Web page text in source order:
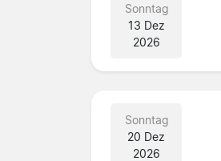
Sonntag
13 Dez
2026
Sonntag
20 Dez
2026